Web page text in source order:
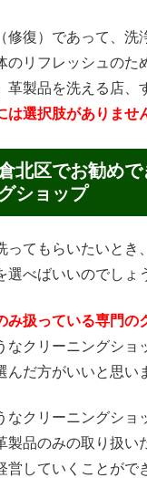
修復）であって、洗
のリフレッシュのた
革製品を洗える店、
は選択肢がありませ
北区でお勧め
ショップ
ってもらいたいとき
選べばいいのでしょ
み扱っている専門の
なクリーニングショ
んだ方がいいと思い
なクリーニングショ
製品のみの取り扱い
営していくことがで